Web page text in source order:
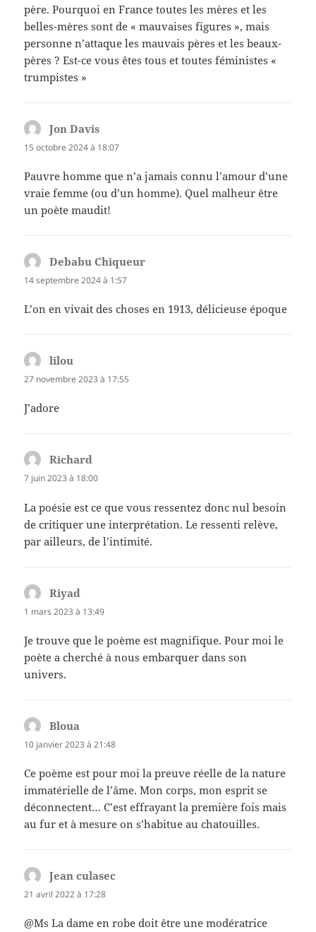
père. Pourquoi en France toutes les mères et les
belles-mères sont de « mauvaises figures », mais
personne n’attaque les mauvais pères et les beaux-
pères ? Est-ce vous êtes tous et toutes féministes «
trumpistes »
Jon Davis
15 octobre 2024 à 18:07
Pauvre homme que n’a jamais connu l’amour d’une
vraie femme (ou d’un homme). Quel malheur être
un poète maudit!
Debabu Chiqueur
14 septembre 2024 à 1:57
L’on en vivait des choses en 1913, délicieuse époque
lilou
27 novembre 2023 à 17:55
J’adore
Richard
7 juin 2023 à 18:00
La poésie est ce que vous ressentez donc nul besoin
de critiquer une interprétation. Le ressenti relève,
par ailleurs, de l’intimité.
Riyad
1 mars 2023 à 13:49
Je trouve que le poème est magnifique. Pour moi le
poète a cherché à nous embarquer dans son
univers.
Bloua
10 janvier 2023 à 21:48
Ce poème est pour moi la preuve réelle de la nature
immatérielle de l’âme. Mon corps, mon esprit se
déconnectent… C’est effrayant la première fois mais
au fur et à mesure on s’habitue au chatouilles.
Jean culasec
21 avril 2022 à 17:28
@Ms La dame en robe doit être une modératrice